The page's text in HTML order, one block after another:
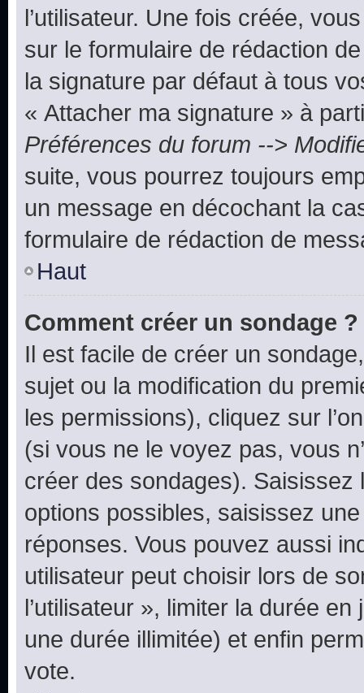
l’utilisateur. Une fois créée,
sur le formulaire de rédaction
la signature par défaut à tous
« Attacher ma signature » à
Préférences du forum -->
suite, vous pourrez toujours
un message en décochant la
formulaire de rédaction de
Haut
Comment créer un sondage ?
Il est facile de créer un
sujet ou la modification du
les permissions), cliquez sur
(si vous ne le voyez pas, vous
créer des sondages).
options possibles, saisissez
réponses. Vous pouvez aussi
utilisateur peut choisir lors de
l’utilisateur », limiter la durée
une durée illimitée) et enfin
vote.